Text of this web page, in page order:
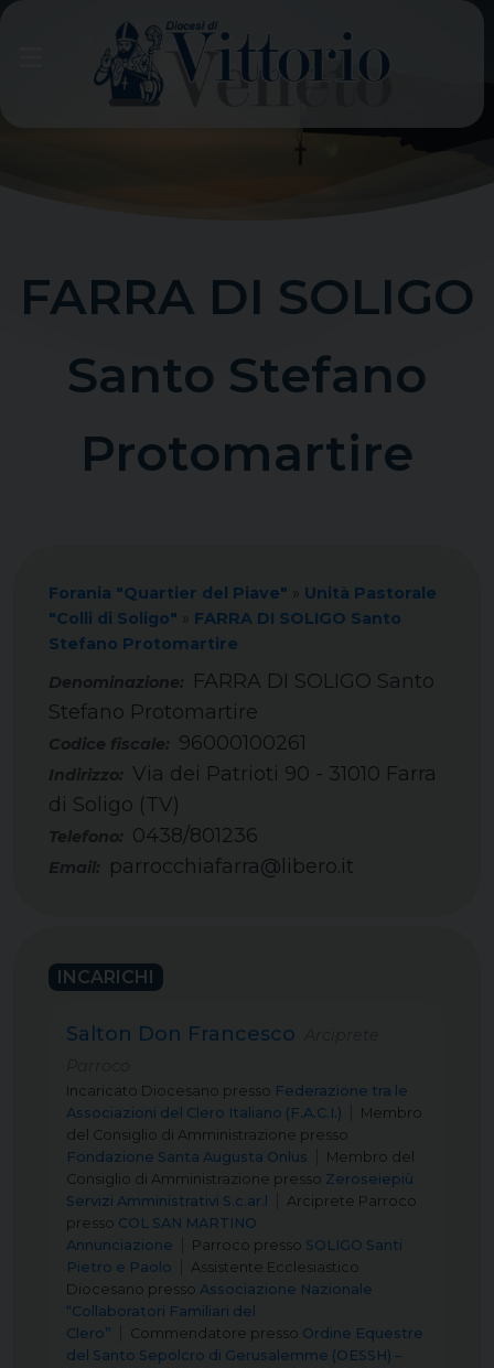
FARRA DI SOLIGO
Santo Stefano
Protomartire
Forania "Quartier del Piave" » Unità Pastorale
"Colli di Soligo" » FARRA DI SOLIGO Santo
Stefano Protomartire
FARRA DI SOLIGO Santo
Stefano Protomartire
Codice fiscale: 96000100261
Telefono: 0438/801236
Email: parrocchiafarra@libero.it
Indirizzo: Via dei Patrioti 90 - 31010 Farra
di Soligo (TV)
INCARICHI
Salton Don Francesco
Incaricato Diocesano presso Federazione tra le
Associazioni del Clero Italiano (F.A.C.I.)
Membro
del Consiglio di Amministrazione presso
Fondazione Santa Augusta Onlus
Membro del
Consiglio di Amministrazione presso Zeroseiepiù
Servizi Amministrativi S.c.ar.l
Arciprete Parroco
presso COL SAN MARTINO
Annunciazione
Parroco presso SOLIGO Santi
Pietro e Paolo
Assistente Ecclesiastico
Diocesano presso Associazione Nazionale
“Collaboratori Familiari del
Clero”
Commendatore presso Ordine Equestre
del Santo Sepolcro di Gerusalemme (OESSH) –